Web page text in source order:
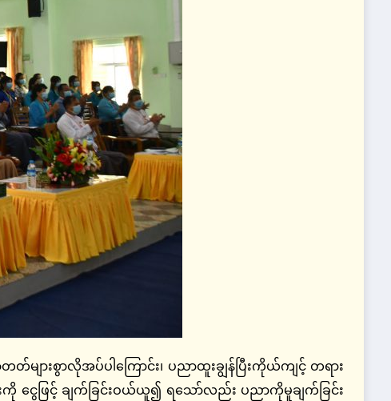
စွာလိုအပ်ပါကြောင်း၊ ပညာထူးချွန်ပြီးကိုယ်ကျင့် တရား
ကို ငွေဖြင့် ချက်ခြင်းဝယ်ယူ၍ ရသော်လည်း ပညာကိုမူချက်ခြင်း